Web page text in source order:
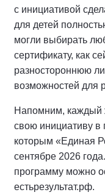
с инициативой
для детей
могли выбирать
сертификату, как
разностороннюю
возможностей для
Напомним, каждый
свою инициативу в
которым «Единая
сентябре 2026
программу можно
естьрезультат.рф.